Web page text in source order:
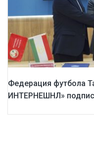
Федерация футбола
ИНТЕРНЕШНЛ»